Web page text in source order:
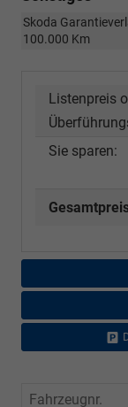
Skoda
100.000 Km
Listenpreis
Sie sparen:
Fahrzeugnr.